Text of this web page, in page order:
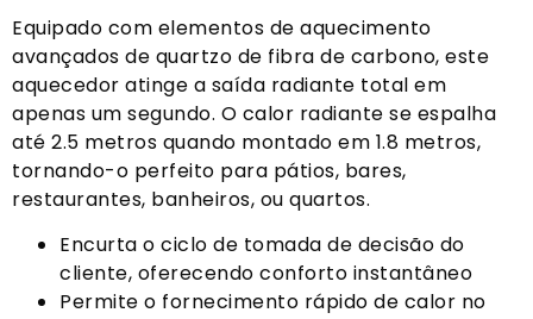
Equipado com elementos de aquecimento
avançados de quartzo de fibra de carbono, este
aquecedor atinge a saída radiante total em
apenas um segundo. O calor radiante se espalha
até 2.5 metros quando montado em 1.8 metros,
tornando-o perfeito para pátios, bares,
restaurantes, banheiros, ou quartos.
Encurta o ciclo de tomada de decisão do
cliente, oferecendo conforto instantâneo
Permite o fornecimento rápido de calor no